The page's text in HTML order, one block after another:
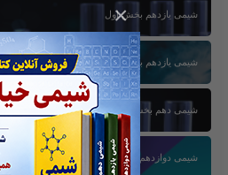
×
شیمی یازدهم بخش اول
شیمی یازدهم بخش سوم
شیمی دهم بخش اول
شیمی دوازدهم بخش سوم